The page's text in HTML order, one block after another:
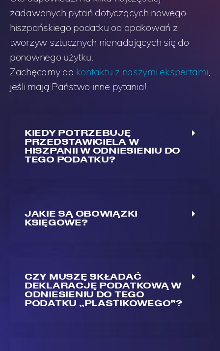
zadawanych pytań dotyczących nowego
hiszpańskiego podatku od opakowań z
tworzyw sztucznych nienadających się do
ponownego użytku.
Zachęcamy do kontaktu z naszymi ekspertami
jeśli mają Państwo inne pytania!
KIEDY POTRZEBUJĘ
PRZEDSTAWICIELA W
HISZPANII W ODNIESIENIU DO
TEGO PODATKU?
JAKIE SĄ OBOWIĄZKI
KSIĘGOWE?
CZY MUSZĘ SKŁADAĆ
DEKLARACJĘ PODATKOWĄ W
ODNIESIENIU DO TEGO
PODATKU „PLASTIKOWEGO”?